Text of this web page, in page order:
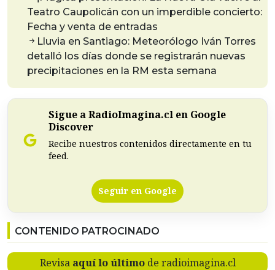
Teatro Caupolicán con un imperdible concierto:
Fecha y venta de entradas
Lluvia en Santiago: Meteorólogo Iván Torres
detalló los días donde se registrarán nuevas
precipitaciones en la RM esta semana
Sigue a RadioImagina.cl en Google
Discover
Recibe nuestros contenidos directamente en tu
feed.
Seguir en Google
CONTENIDO PATROCINADO
Revisa aquí lo últimode radioimagina.cl